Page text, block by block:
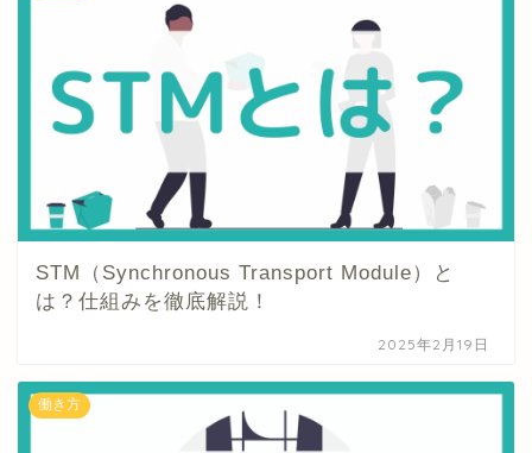
STM（Synchronous Transport Module）と
は？仕組みを徹底解説！
2025年2月19日
働き方